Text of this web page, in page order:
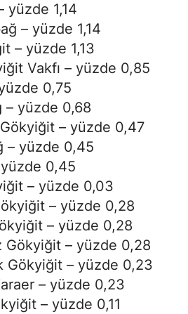
yüzde 1,14
– yüzde 1,14
– yüzde 1,13
Vakfı – yüzde 0,85
0,75
– yüzde 0,68
– yüzde 0,47
– yüzde 0,45
yüzde 0,45
– yüzde 0,03
– yüzde 0,28
– yüzde 0,28
Gökyiğit – yüzde 0,28
Gökyiğit – yüzde 0,23
– yüzde 0,23
– yüzde 0,11